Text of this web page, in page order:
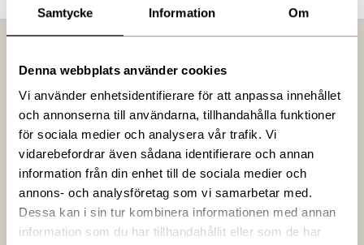
Samtycke Information Om
Denna webbplats använder cookies
Vi använder enhetsidentifierare för att anpassa innehållet
och annonserna till användarna, tillhandahålla funktioner
för sociala medier och analysera vår trafik. Vi
vidarebefordrar även sådana identifierare och annan
information från din enhet till de sociala medier och
annons- och analysföretag som vi samarbetar med.
Dessa kan i sin tur kombinera informationen med annan
information som du har tillhandahållit eller som de har
Nyheter & erbjudanden
Aktuella erbjudanden och nyheter från oss.
Fler nyheter
Migränmottagning
Vi erbjuder medicinsk behandling mot kronisk migrän. Innan du